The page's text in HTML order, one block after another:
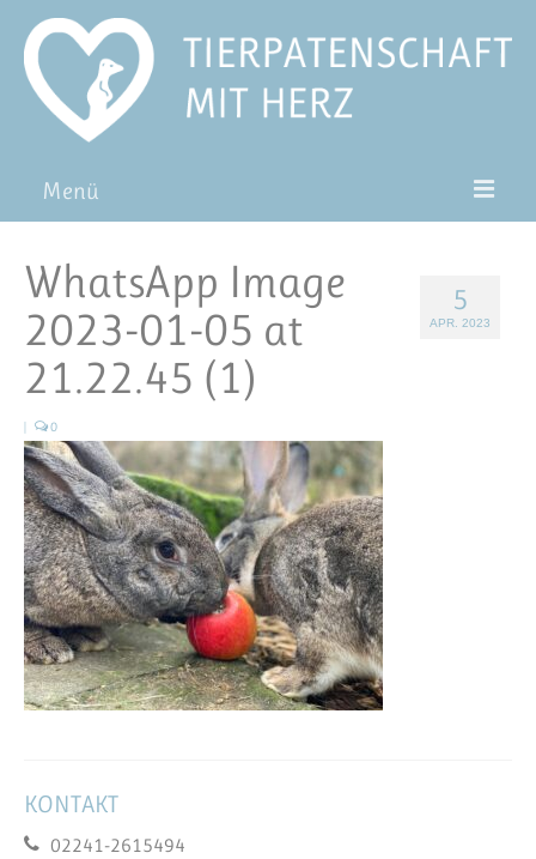
Menü
Pat*in werden
Patenschaft verschenken
FAQ
5
APR. 2023
WhatsApp Image
2023-01-05 at
21.22.45 (1)
| 0
KONTAKT
02241-2615494